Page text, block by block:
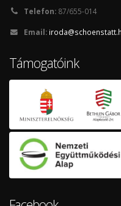
Telefon: 87/655-014
Email:
Támogatóink